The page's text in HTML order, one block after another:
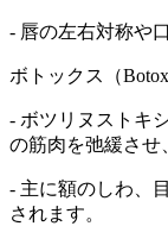
- 唇の左右対称や
ボトックス（Botox
- ボツリヌストキ
の筋肉を弛緩させ
- 主に額のしわ、
されます。